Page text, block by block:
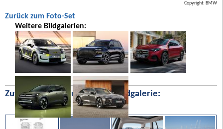
Copyright: BMW
Zurück zum Foto-Set
Weitere Bildgalerien:
Zufällige Bilder aus unserer Bildgalerie: